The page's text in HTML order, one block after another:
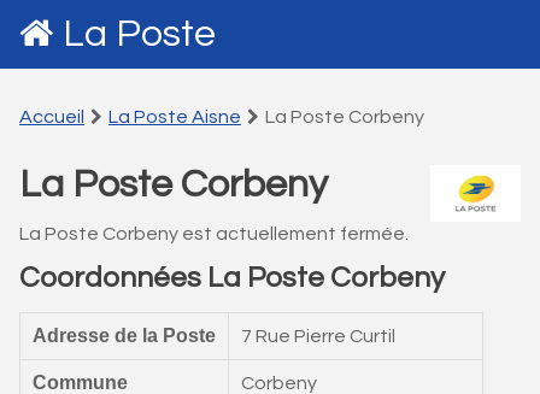
La Poste
Accueil La Poste Aisne La Poste Corbeny
La Poste Corbeny
La Poste Corbeny est actuellement fermée.
Coordonnées La Poste Corbeny
Adresse de la Poste 7 Rue Pierre Curtil
Commune Corbeny